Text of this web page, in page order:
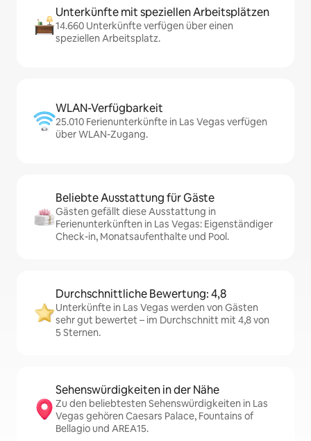
Unterkünfte mit speziellen Arbeitsplätzen
14.660 Unterkünfte verfügen über einen
speziellen Arbeitsplatz.
WLAN-Verfügbarkeit
25.010 Ferienunterkünfte in Las Vegas verfügen
über WLAN-Zugang.
Beliebte Ausstattung für Gäste
Gästen gefällt diese Ausstattung in
Ferienunterkünften in Las Vegas: Eigenständiger
Check-in, Monatsaufenthalte und Pool.
Durchschnittliche Bewertung: 4,8
Unterkünfte in Las Vegas werden von Gästen
sehr gut bewertet – im Durchschnitt mit 4,8 von
5 Sternen.
Sehenswürdigkeiten in der Nähe
Zu den beliebtesten Sehenswürdigkeiten in Las
Vegas gehören Caesars Palace, Fountains of
Bellagio und AREA15.